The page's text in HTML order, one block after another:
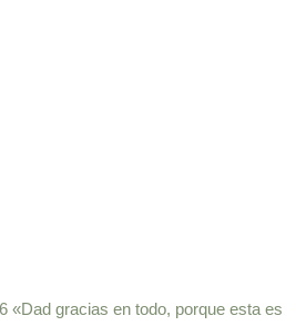
«Dad gracias en todo, porque esta es